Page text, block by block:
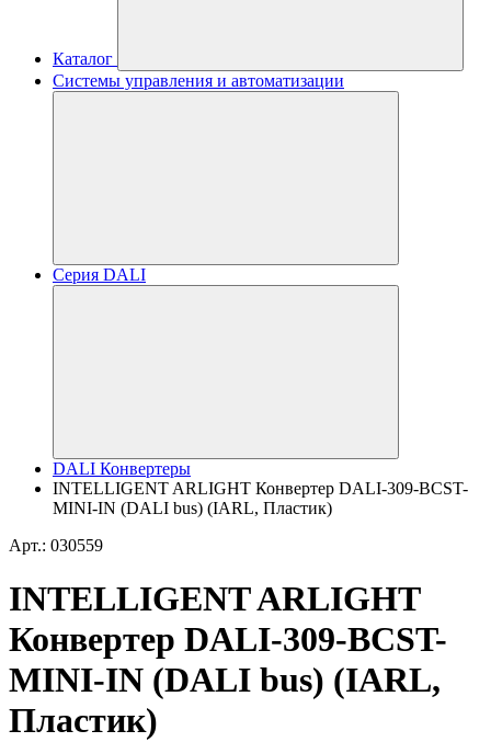
Каталог
Системы управления и автоматизации
Серия DALI
DALI Конвертеры
INTELLIGENT ARLIGHT Конвертер DALI-309-BCST-
MINI-IN (DALI bus) (IARL, Пластик)
Арт.: 030559
INTELLIGENT ARLIGHT
Конвертер DALI-309-BCST-
MINI-IN (DALI bus) (IARL,
Пластик)